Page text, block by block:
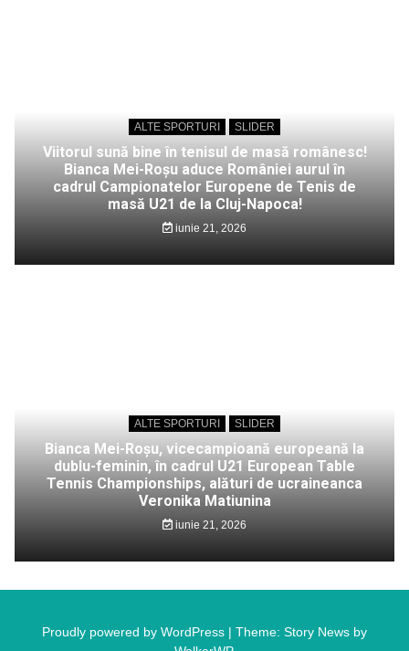
ALTE SPORTURI SLIDER
Viitorul sună bine în tenisul de masă românesc!
Bianca Mei-Roșu aduce României aurul în
cadrul Campionatelor Europene de Tenis de
masă U21 de la Cluj-Napoca!
iunie 21, 2026
ALTE SPORTURI SLIDER
Bianca Mei-Roșu, vicecampioană europeană la
dublu-feminin, în cadrul U21 European Table
Tennis Championships, alături de ucraineanca
Veronika Matiunina
iunie 21, 2026
Proudly powered by WordPress | Theme: Story News by